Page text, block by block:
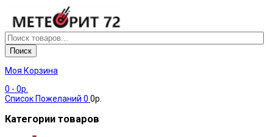
Поиск
Моя Корзина
0 - 0р.
Список Пожеланий 0 0р.
Категории товаров